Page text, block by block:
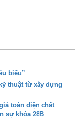
biểu”
thuật từ xây dựng
toàn diện chất
sự khóa 28B